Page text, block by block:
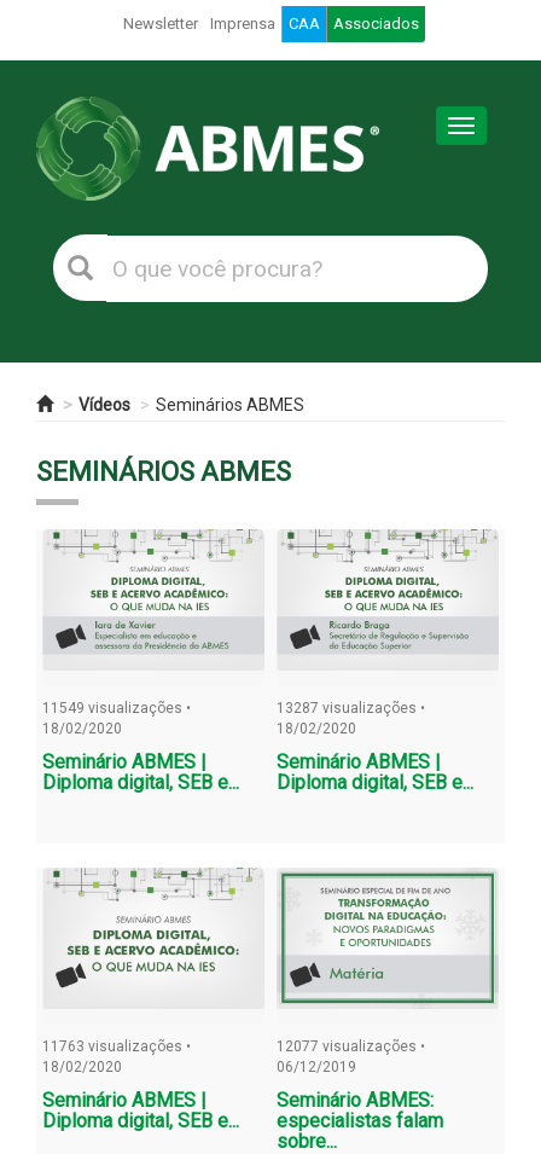
Newsletter Imprensa CAA Associados
Toggle
Vídeos Seminários ABMES
SEMINÁRIOS ABMES
11549 visualizações •
18/02/2020
Seminário ABMES |
Diploma digital, SEB e...
13287 visualizações •
18/02/2020
Seminário ABMES |
Diploma digital, SEB e...
11763 visualizações •
18/02/2020
Seminário ABMES |
Diploma digital, SEB e...
12077 visualizações •
06/12/2019
Seminário ABMES:
especialistas falam
sobre...